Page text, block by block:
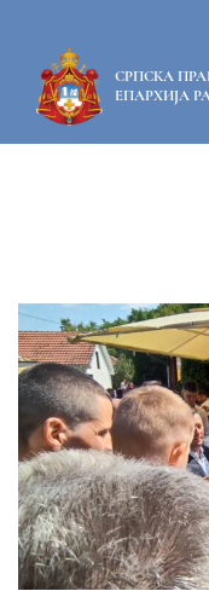
СРПСКА
ЕПАРХИЈА